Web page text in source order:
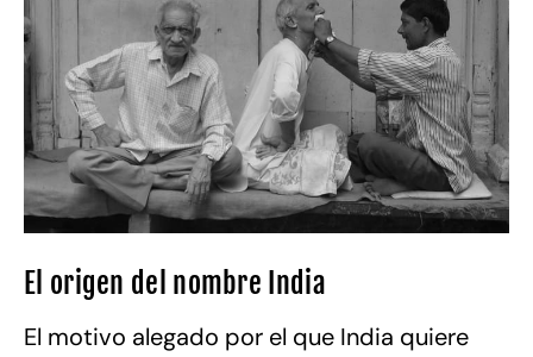
El origen del nombre India
El motivo alegado por el que India quiere